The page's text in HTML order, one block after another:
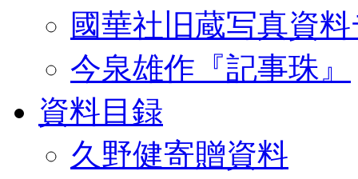
國華社旧蔵写真資
今泉雄作『記事珠』
資料目録
久野健寄贈資料